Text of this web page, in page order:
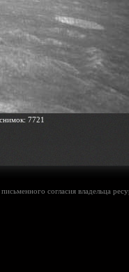
7721
согласия владельца